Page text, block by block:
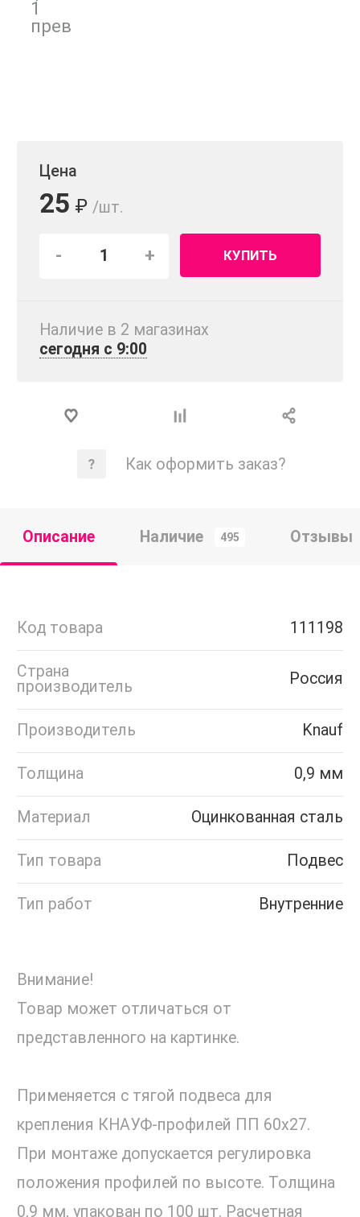
Цена
25 ₽ /шт.
- + КУПИТЬ
Наличие в 2 магазинах
сегодня с 9:00
Как оформить заказ?
Описание Наличие 495 Отзывы
Код товара 111198
Страна
производитель
Россия
Производитель Knauf
Толщина 0,9 мм
Материал Оцинкованная сталь
Тип товара Подвес
Тип работ Внутренние
Внимание!
Товар может отличаться от
представленного на картинке.
Применяется с тягой подвеса для
крепления КНАУФ-профилей ПП 60х27.
При монтаже допускается регулировка
положения профилей по высоте. Толщина
0,9 мм, упакован по 100 шт. Расчетная